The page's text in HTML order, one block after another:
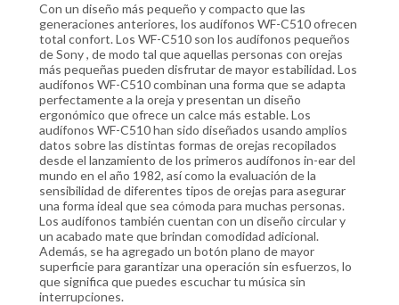
Con un diseño más pequeño y compacto que las
generaciones anteriores, los audífonos WF-C510 ofrecen
total confort. Los WF-C510 son los audífonos pequeños
de Sony , de modo tal que aquellas personas con orejas
más pequeñas pueden disfrutar de mayor estabilidad. Los
audífonos WF-C510 combinan una forma que se adapta
perfectamente a la oreja y presentan un diseño
ergonómico que ofrece un calce más estable. Los
audífonos WF-C510 han sido diseñados usando amplios
datos sobre las distintas formas de orejas recopilados
desde el lanzamiento de los primeros audífonos in-ear del
mundo en el año 1982, así como la evaluación de la
sensibilidad de diferentes tipos de orejas para asegurar
una forma ideal que sea cómoda para muchas personas.
Los audífonos también cuentan con un diseño circular y
un acabado mate que brindan comodidad adicional.
Además, se ha agregado un botón plano de mayor
superficie para garantizar una operación sin esfuerzos, lo
que significa que puedes escuchar tu música sin
interrupciones.